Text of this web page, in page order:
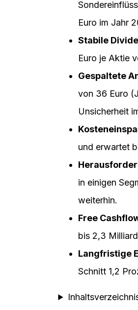
Euro im Jahr
Stabile
Euro je Aktie
Gespaltete
von 36 Euro
Unsicherheit
und erwartet
in einigen
weiterhin.
Free
bis 2,3
Langfristige
Schnitt 1,2